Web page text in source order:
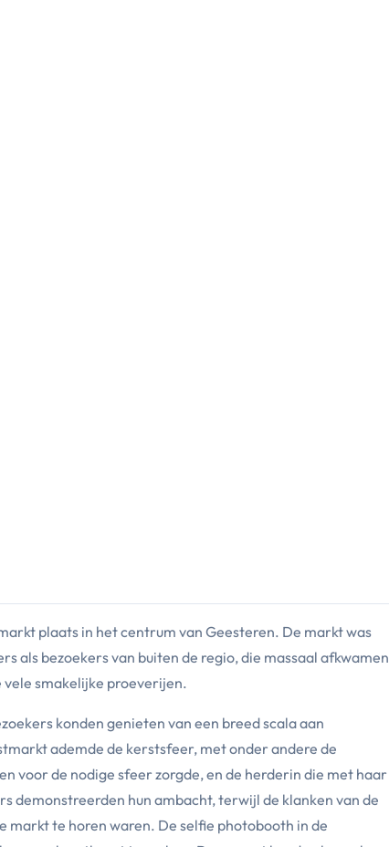
plaats in het centrum van Geesteren. De markt was
als bezoekers van buiten de regio, die massaal afkwamen
smakelijke proeverijen.
konden genieten van een breed scala aan
ademde de kerstsfeer, met onder andere de
voor de nodige sfeer zorgde, en de herderin die met haar
demonstreerden hun ambacht, terwijl de klanken van de
te horen waren. De selfie photobooth in de